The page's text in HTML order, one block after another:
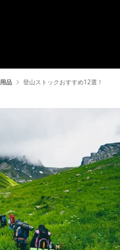
品
登山ストックおすすめ12選！